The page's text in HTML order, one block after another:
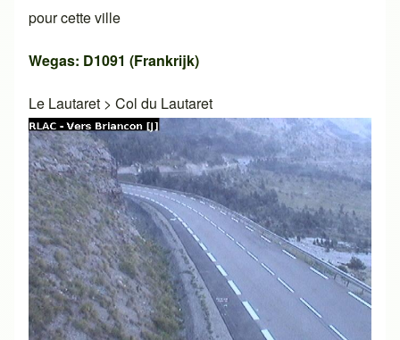
pour cette ville
Wegas: D1091 (Frankrijk)
Le Lautaret > Col du Lautaret